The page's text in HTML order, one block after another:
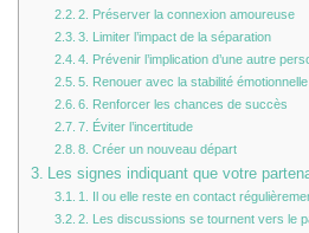
2. Préserver la connexion amoureuse
3. Limiter l’impact de la séparation
4. Prévenir l’implication d’une autre
5. Renouer avec la stabilité émotionnelle
6. Renforcer les chances de succès
7. Éviter l’incertitude
8. Créer un nouveau départ
Les signes indiquant que votre
1. Il ou elle reste en contact
2. Les discussions se tournent vers le